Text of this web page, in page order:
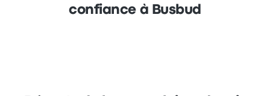
confiance à Busbud